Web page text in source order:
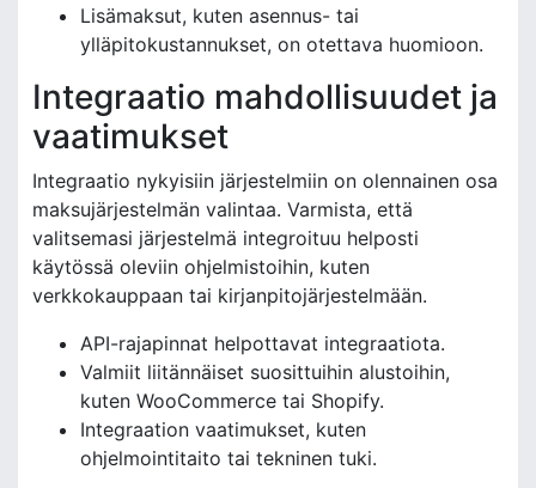
Lisämaksut, kuten asennus- tai
ylläpitokustannukset, on otettava huomioon.
Integraatio mahdollisuudet ja
vaatimukset
Integraatio nykyisiin järjestelmiin on olennainen osa
maksujärjestelmän valintaa. Varmista, että
valitsemasi järjestelmä integroituu helposti
käytössä oleviin ohjelmistoihin, kuten
verkkokauppaan tai kirjanpitojärjestelmään.
API-rajapinnat helpottavat integraatiota.
Valmiit liitännäiset suosittuihin alustoihin,
kuten WooCommerce tai Shopify.
Integraation vaatimukset, kuten
ohjelmointitaito tai tekninen tuki.